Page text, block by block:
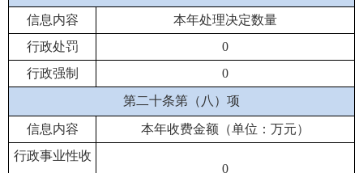
信息内容
本年处理决定数量
行政处罚
0
行政强制
0
第二十条第（八）项
信息内容
本年收费金额（单位：万元）
行政事业性收
0